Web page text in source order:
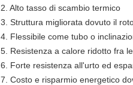
2. Alto tasso di scambio termico
3. Struttura migliorata dovuto il
4. Flessibile come tubo o
5. Resistenza a calore ridotto fra
6. Forte resistenza all'urto ed
7. Costo e risparmio energetico